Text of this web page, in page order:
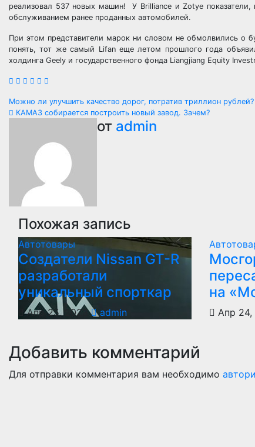
реализовал 537 новых машин! У Brilliance и Zotye
обслуживанием ранее проданных автомобилей.
При этом представители марок ни словом не обмолвились о
понять, тот же самый Lifan еще летом прошлого года
холдинга Geely и государственного фонда Liangjiang Equity
Навигация
записям
Можно ли улучшить качество дорог, потратив триллион рублей?
КАМАЗ собирается построить новый завод. Зачем?
от admin
Похожая запись
Автотовары
Создатели Nissan GT-R
разработали
уникальный спорткар
Апр 25, 2023 admin
на
Апр 24,
Добавить комментарий
Для отправки комментария вам необходимо